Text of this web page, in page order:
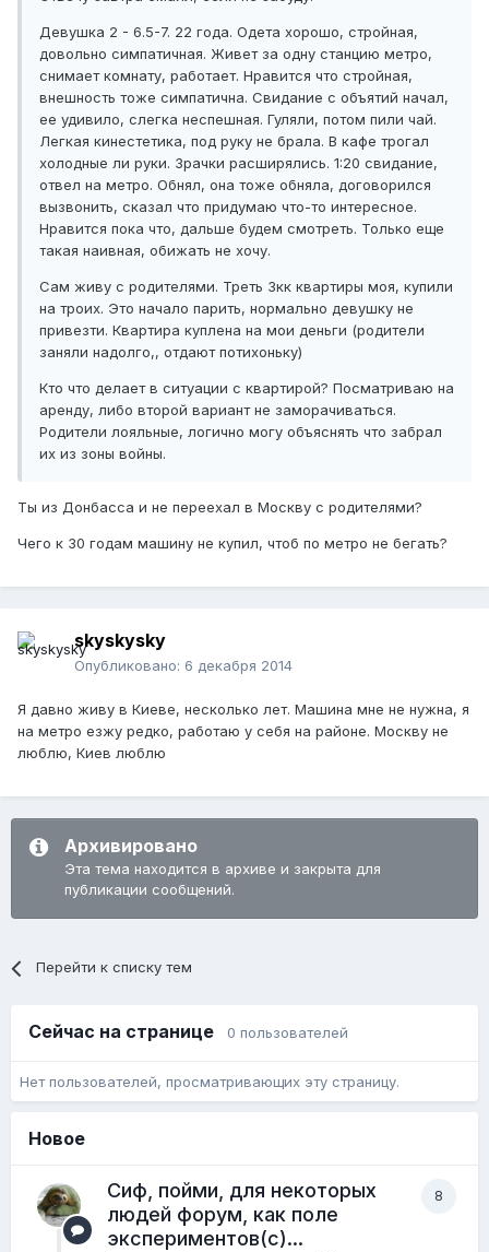
Девушка 2 - 6.5-7. 22 года. Одета хорошо, стройная,
довольно симпатичная. Живет за одну станцию метро,
снимает комнату, работает. Нравится что стройная,
внешность тоже симпатична. Свидание с объятий начал,
ее удивило, слегка неспешная. Гуляли, потом пили чай.
Легкая кинестетика, под руку не брала. В кафе трогал
холодные ли руки. Зрачки расширялись. 1:20 свидание,
отвел на метро. Обнял, она тоже обняла, договорился
вызвонить, сказал что придумаю что-то интересное.
Нравится пока что, дальше будем смотреть. Только еще
такая наивная, обижать не хочу.
Сам живу с родителями. Треть 3кк квартиры моя, купили
на троих. Это начало парить, нормально девушку не
привезти. Квартира куплена на мои деньги (родители
заняли надолго,, отдают потихоньку)
Кто что делает в ситуации с квартирой? Посматриваю на
аренду, либо второй вариант не заморачиваться.
Родители лояльные, логично могу объяснять что забрал
их из зоны войны.
Ты из Донбасса и не переехал в Москву с родителями?
Чего к 30 годам машину не купил, чтоб по метро не бегать?
skyskysky
Опубликовано: 6 декабря 2014
Я давно живу в Киеве, несколько лет. Машина мне не нужна, я
на метро езжу редко, работаю у себя на районе. Москву не
люблю, Киев люблю
Архивировано
Эта тема находится в архиве и закрыта для
публикации сообщений.
Перейти к списку тем
Сейчас на странице 0 пользователей
Нет пользователей, просматривающих эту страницу.
Новое
8
Сиф, пойми, для некоторых
людей форум, как поле
экспериментов(с)...